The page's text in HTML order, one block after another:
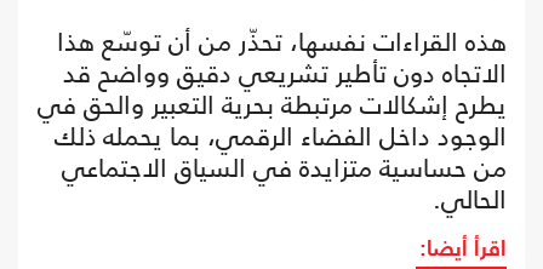
هذه القراءات نفسها، تحذّر من أن توسّع هذا
الاتجاه دون تأطير تشريعي دقيق وواضح قد
يطرح إشكالات مرتبطة بحرية التعبير والحق في
الوجود داخل الفضاء الرقمي، بما يحمله ذلك
من حساسية متزايدة في السياق الاجتماعي
الحالي.
اقرأ أيضا: